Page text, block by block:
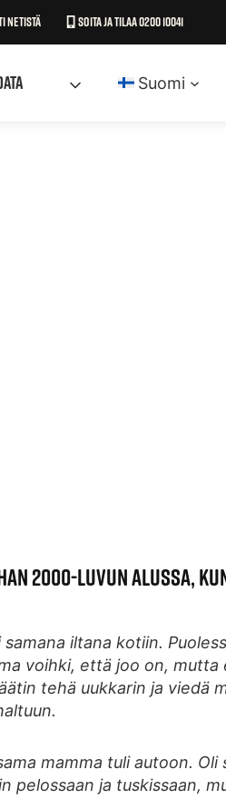
netistä Soita ja tilaa 0200 10041
Suomi
2000-LUVUN ALUSSA,
iltana kotiin.
voihki, että joo on, mutta
tehä uukkarin ja viedä
mamma tuli autoon.
pelossaan ja tuskissaan,